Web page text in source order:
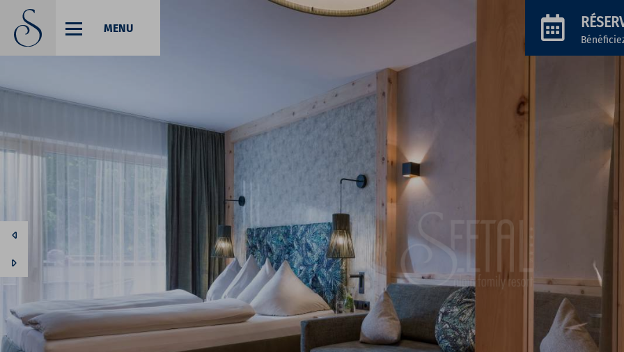
MENU
Les codes suivants sont actuellement
Codes de réservation